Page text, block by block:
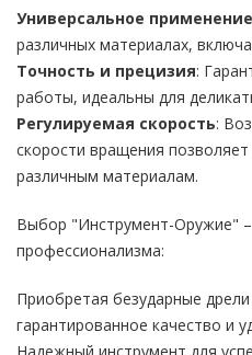
Универсальное применение
различных материалах,
Точность и прецизия:
работы, идеальны для
Регулируемая скорость:
скорости вращения
различным материалам.
Выбор "Инструмент-Оружие"
профессионализма:
Приобретая безударные
гарантированное качество и